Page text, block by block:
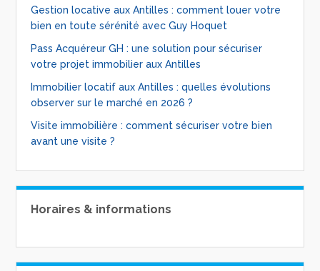
Gestion locative aux Antilles : comment louer votre
bien en toute sérénité avec Guy Hoquet
Pass Acquéreur GH : une solution pour sécuriser
votre projet immobilier aux Antilles
Immobilier locatif aux Antilles : quelles évolutions
observer sur le marché en 2026 ?
Visite immobilière : comment sécuriser votre bien
avant une visite ?
Horaires & informations